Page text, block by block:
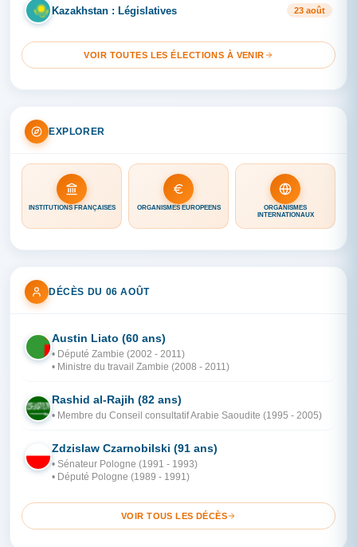
KA Kazakhstan : Législatives 23 août
VOIR TOUTES LES ÉLECTIONS À VENIR
EXPLORER
INSTITUTIONS FRANÇAISES ORGANISMES EUROPÉENS
ORGANISMES
INTERNATIONAUX
DÉCÈS DU 06 AOÛT
ZA
Austin Liato (60 ans)
• Député Zambie (2002 - 2011)
• Ministre du travail Zambie (2008 - 2011)
AR
Rashid al-Rajih (82 ans)
• Membre du Conseil consultatif Arabie Saoudite (1995 - 2005)
PO
Zdzislaw Czarnobilski (91 ans)
• Sénateur Pologne (1991 - 1993)
• Député Pologne (1989 - 1991)
VOIR TOUS LES DÉCÈS